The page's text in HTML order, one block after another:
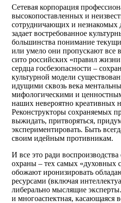
Сетевая корпорация
высокопоставленных и
сотрудничающих и незнакомых
задает востребованное
большинства понимание
или умело они пропускают все
сито российских «правил
сердца госбезопасности –
культурной модели
идущими сквозь века
мифологическими и
наших невероятно креативных
Реконструкторы сохраняемых
выжидать, притворяться,
экспериментировать. Быть
своим идейным противникам.
И все это ради
охраны – тех самых «духовных
обожают иронизировать
ресурсами (включая
либерально мыслящие
и многоаспектная, касающаяся